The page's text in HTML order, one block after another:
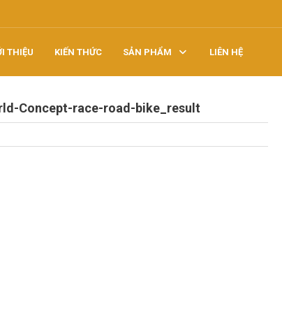
THIỆU KIẾN THỨC SẢN PHẨM LIÊN HỆ
Concept-race-road-bike_result